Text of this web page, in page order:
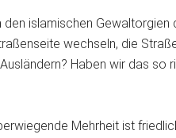
islamischen Gewaltorgien
wechseln, die
Haben wir das so
Mehrheit ist